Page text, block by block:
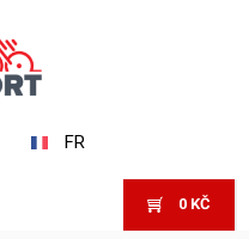
FR
0 KČ